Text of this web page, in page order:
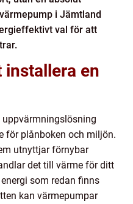
i Jämtland
val för att
installera en
för plånboken och miljön.
utnyttjar förnybar
det till värme för ditt
som redan finns
kan värmepumpar